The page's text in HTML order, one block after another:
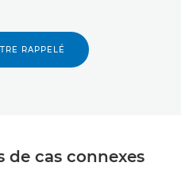
RAPPELÉ
de cas connexes